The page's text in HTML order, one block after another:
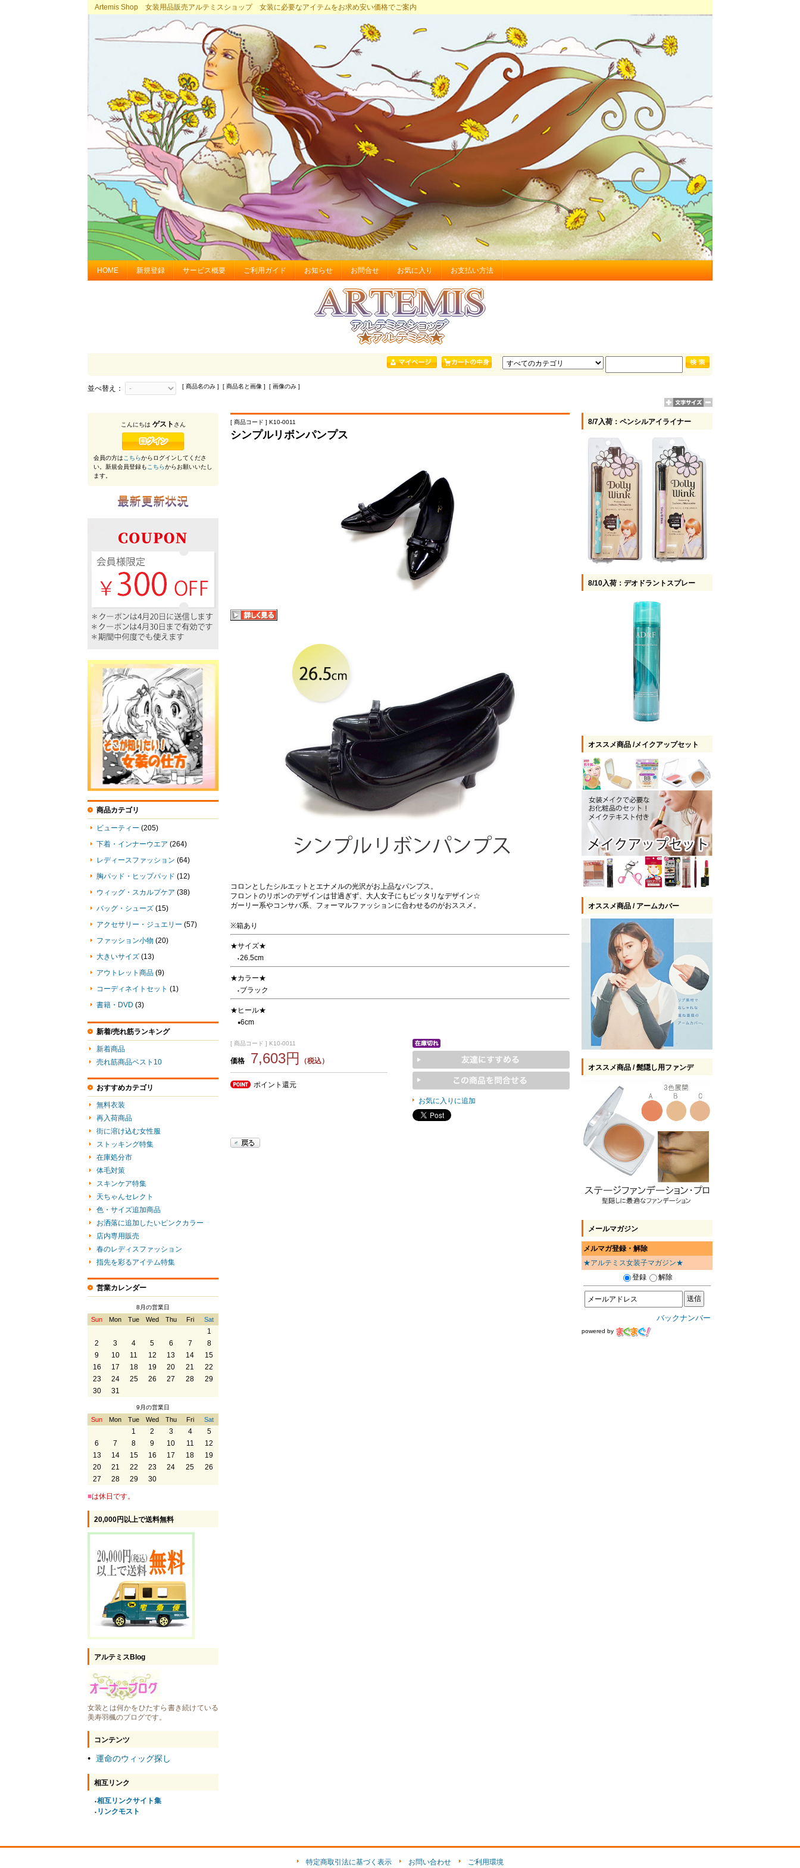
Artemis Shop 女装用品販売アルテミスショップ 女装に必要なアイテムをお求め安い価格でご案内
HOME 新規登録 サービス概要 ご利用ガイド お知らせ お問合せ お気に入り お支払い方法
並べ替え： [ 商品名のみ ] [ 商品名と画像 ] [ 画像のみ ]
[ 商品コード ] K10-0011
シンプルリボンパンプス
コロンとしたシルエットとエナメルの光沢がお上品なパンプス。
フロントのリボンのデザインは甘過ぎず、大人女子にもピッタリなデザイン☆
ガーリー系やコンサバ系、フォーマルファッションに合わせるのがおススメ。
※箱あり
★サイズ★
●26.5cm
★カラー★
● ブラック
★ヒール★
●6cm
[ 商品コード ] K10-0011
価格 7,603円 （税込）
ポイント還元
お気に入りに追加
こんにちは ゲスト さん
会員の方はこちらからログインしてくださ
い。新規会員登録もこちらからお願いいたし
ます。
商品カテゴリ
ビューティー (205)
下着・インナーウエア (264)
レディースファッション (64)
胸パッド・ヒップパッド (12)
ウィッグ・スカルプケア (38)
バッグ・シューズ (15)
アクセサリー・ジュエリー (57)
ファッション小物 (20)
大きいサイズ (13)
アウトレット商品 (9)
コーディネイトセット (1)
書籍・DVD (3)
新着/売れ筋ランキング
新着商品
売れ筋商品ベスト10
おすすめカテゴリ
無料衣装
再入荷商品
街に溶け込む女性服
ストッキング特集
在庫処分市
体毛対策
スキンケア特集
天ちゃんセレクト
色・サイズ追加商品
お洒落に追加したいピンクカラー
店内専用販売
春のレディスファッション
指先を彩るアイテム特集
営業カレンダー
8月の営業日
Sun Mon Tue Wed Thu Fri Sat
1
2
3 4 5 6 7
8
9
10 11 12 13 14
15
16
17 18 19 20 21
22
23
24 25 26 27 28
29
30
31
9月の営業日
Sun Mon Tue Wed Thu Fri Sat
1 2 3 4
5
6
7 8 9 10 11
12
13
14 15 16 17 18
19
20
21 22 23 24 25
26
27
28 29 30
■は休日です。
20,000円以上で送料無料
アルテミスBlog
女装とは何かをひたすら書き続けている
美寿羽楓のブログです。
コンテンツ
● 運命のウィッグ探し
相互リンク
●相互リンクサイト集
● リンクモスト
8/7入荷：ペンシルアイライナー
8/10入荷：デオドラントスプレー
オススメ商品 /メイクアップセット
オススメ商品 / アームカバー
オススメ商品 / 髭隠し用ファンデ
メールマガジン
メルマガ登録・解除
★アルテミス女装子マガジン★
登録
解除
バックナンバー
powered by
特定商取引法に基づく表示 お問い合わせ ご利用環境